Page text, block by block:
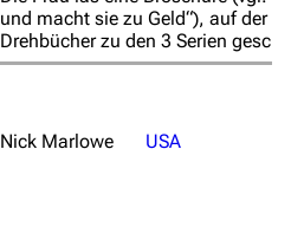
und macht sie zu Geld“), auf der
Drehbücher zu den 3 Serien
Nick Marlowe USA